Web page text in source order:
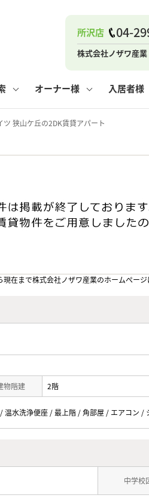
所沢店 04-
株式会社ノザワ産業
オーナー様 入居者様
閲覧履歴 保存
管理のご依頼
住まいのトラブルQ&A お住
よくある質問
媒介契約の種類
スタッフブロ
ツ 狭山ケ丘の2DK賃貸アパート
在まで株式会社ノザワ産業のホームぺージ
物階建 2階
水洗浄便座 / 最上階 / 角部屋 / エアコン /
中学校